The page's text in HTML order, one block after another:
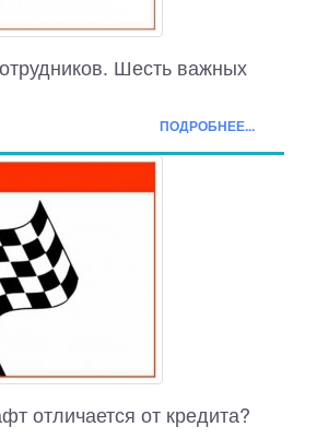
Шесть важных
ПОДРОБНЕЕ...
отличается от кредита?